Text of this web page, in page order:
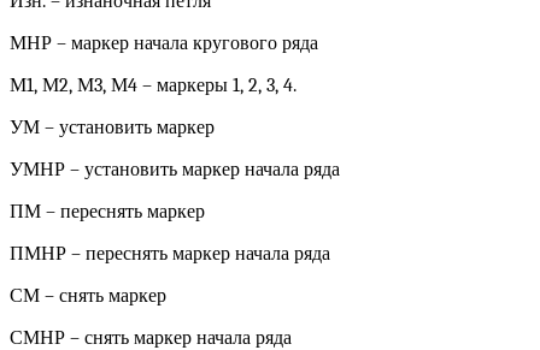
МНР – маркер начала кругового ряда
М1, М2, М3, М4 – маркеры 1, 2, 3, 4.
УМ – установить маркер
УМНР – установить маркер начала ряда
ПМ – переснять маркер
ПМНР – переснять маркер начала ряда
СМ – снять маркер
СМНР – снять маркер начала ряда